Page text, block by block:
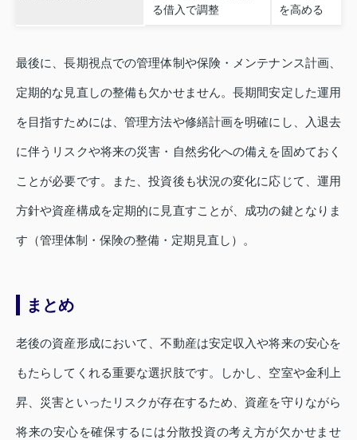
る借入で調整
を高める
最後に、長期視点での管理体制や保険・メンテナンス計画、
定期的な見直しの整備も欠かせません。長期間安定した運用
を目指すためには、管理方法や修繕計画を明確にし、入退去
に伴うリスクや将来の災害・自然劣化への備えを固めておく
ことが必要です。また、投資後も状況の変化に応じて、運用
方針や資産構成を定期的に見直すことが、成功の鍵となりま
す（管理体制・保険の整備・定期見直し）。
まとめ
老後の資産形成において、不動産は安定収入や将来の安心を
もたらしてくれる重要な選択肢です。しかし、空室や金利上
昇、災害といったリスクが存在するため、資産を守りながら
将来の安心を確保するには分散投資の考え方が欠かせませ